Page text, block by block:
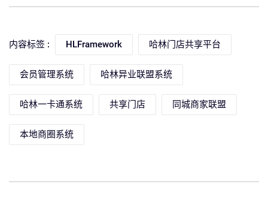
内容标签 : HLFramework 哈林门店共享平台
会员管理系统 哈林异业联盟系统
哈林一卡通系统 共享门店 同城商家联盟
本地商圈系统